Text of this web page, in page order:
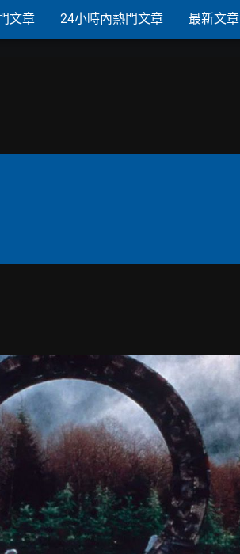
文章 24小時內熱門文章 最新文章